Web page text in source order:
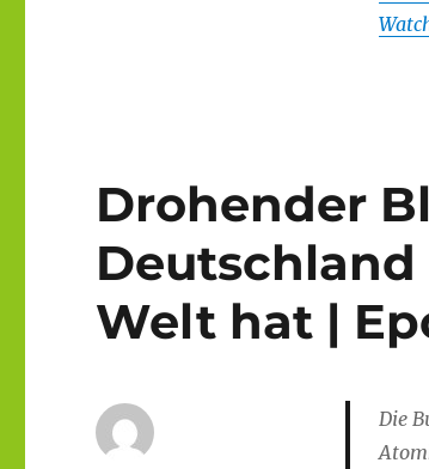
Drohender
Welt hat |
Die